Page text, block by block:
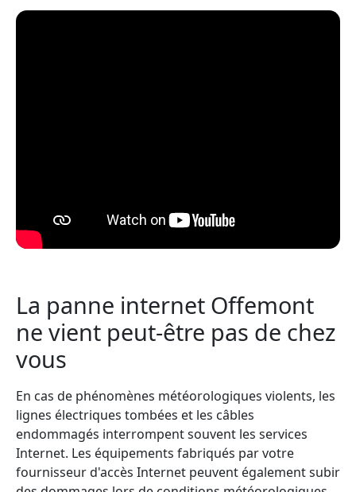
La panne internet Offemont
ne vient peut-être pas de chez
vous
En cas de phénomènes météorologiques violents, les
lignes électriques tombées et les câbles
endommagés interrompent souvent les services
Internet. Les équipements fabriqués par votre
fournisseur d'accès Internet peuvent également subir